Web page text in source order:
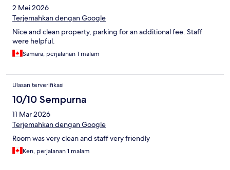
2 Mei 2026
Terjemahkan dengan Google
Nice and clean property, parking for an additional fee. Staff
were helpful.
Samara, perjalanan 1 malam
Ulasan terverifikasi
10/10 Sempurna
11 Mar 2026
Terjemahkan dengan Google
Room was very clean and staff very friendly
Ken, perjalanan 1 malam